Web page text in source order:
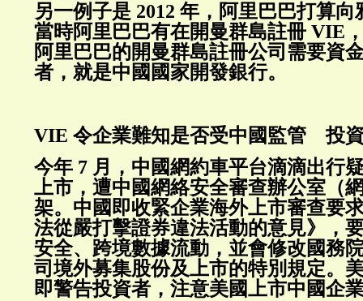
另一例子是 2012 年，阿里巴巴打算
當時阿里巴巴有在開曼群島註冊 VIE
阿里巴巴的開曼群島註冊公司需要資
者，就是中國國家開發銀行。
VIE 令企業難知是否受中國監管 投
今年 7 月，中國網約車平台滴滴出行
上市，遭中國網絡安全審查辦公室（
架。中國即收緊企業海外上市審查要
法從嚴打擊證券違法活動的意見》，
安全、跨境數據流動，並會修改國務
司境外募集股份及上市的特別規定。
即警告投資者，注意美國上市中國企